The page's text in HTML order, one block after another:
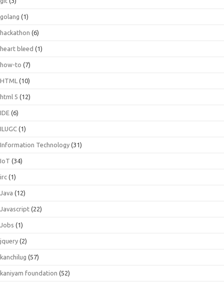
golang (1)
hackathon (6)
heart bleed (1)
how-to (7)
HTML (10)
html 5 (12)
IDE (6)
ILUGC (1)
Information Technology (31)
IoT (34)
irc (1)
Java (12)
Javascript (22)
Jobs (1)
jquery (2)
kanchilug (57)
kaniyam foundation (52)